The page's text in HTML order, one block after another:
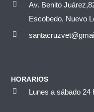
Av. Benito
Escobedo, Nuevo
HORARIOS
Lunes a sábado 24